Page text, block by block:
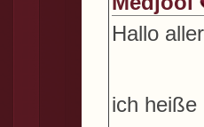
Hallo
ich heiße